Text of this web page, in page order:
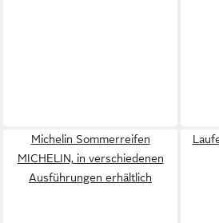
Michelin Sommerreifen
MICHELIN, in verschiedenen
Ausführungen erhältlich